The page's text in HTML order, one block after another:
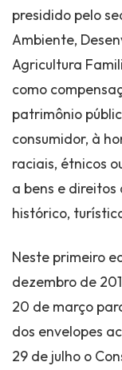
presidido pelo
Ambiente,
Agricultura
como
patrimônio
consumidor, à
raciais, étnicos
a bens e
histórico,
Neste primeiro
dezembro de
20 de março
dos envelopes
29 de julho o